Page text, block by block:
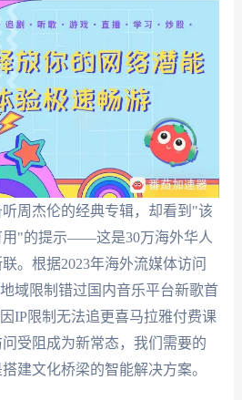
周杰伦的经典专辑，却看到"该
用"的提示——这是30万海外华人
。根据2023年海外流媒体访问
域限制错过国内音乐平台新歌首
IP限制无法追更喜马拉雅付费课
受阻成为新常态，我们需要的
建文化桥梁的智能解决方案。